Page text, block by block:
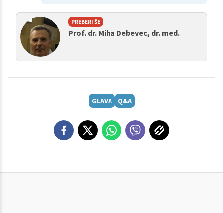
PREBERI ŠE
Prof. dr. Miha Debevec, dr. med.
GLAVA Q&A